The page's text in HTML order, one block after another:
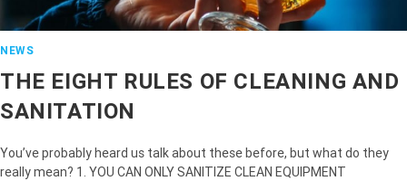
NEWS
THE EIGHT RULES OF CLEANING AND
SANITATION
You’ve probably heard us talk about these before, but what do they
really mean? 1. YOU CAN ONLY SANITIZE CLEAN EQUIPMENT